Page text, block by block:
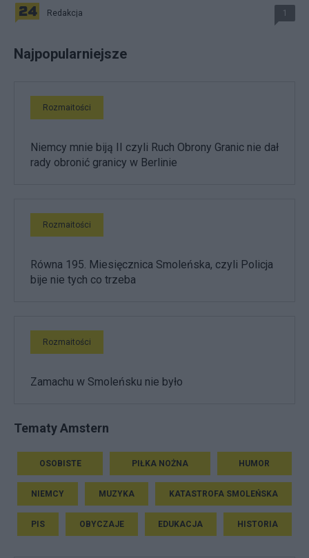
Redakcja 1
Najpopularniejsze
Rozmaitości
Niemcy mnie biją II czyli Ruch Obrony Granic nie dał
rady obronić granicy w Berlinie
Rozmaitości
Równa 195. Miesięcznica Smoleńska, czyli Policja
bije nie tych co trzeba
Rozmaitości
Zamachu w Smoleńsku nie było
Tematy Amstern
OSOBISTE PIŁKA NOŻNA HUMOR
NIEMCY MUZYKA KATASTROFA SMOLEŃSKA
PIS OBYCZAJE EDUKACJA HISTORIA